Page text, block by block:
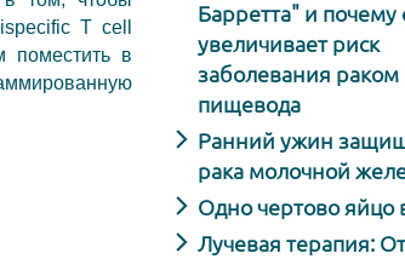
T cell
поместить в
Барретта" и почему
увеличивает риск
заболевания раком
пищевода
Ранний ужин
рака молочной
Одно чертово яйцо
Лучевая терапия: От